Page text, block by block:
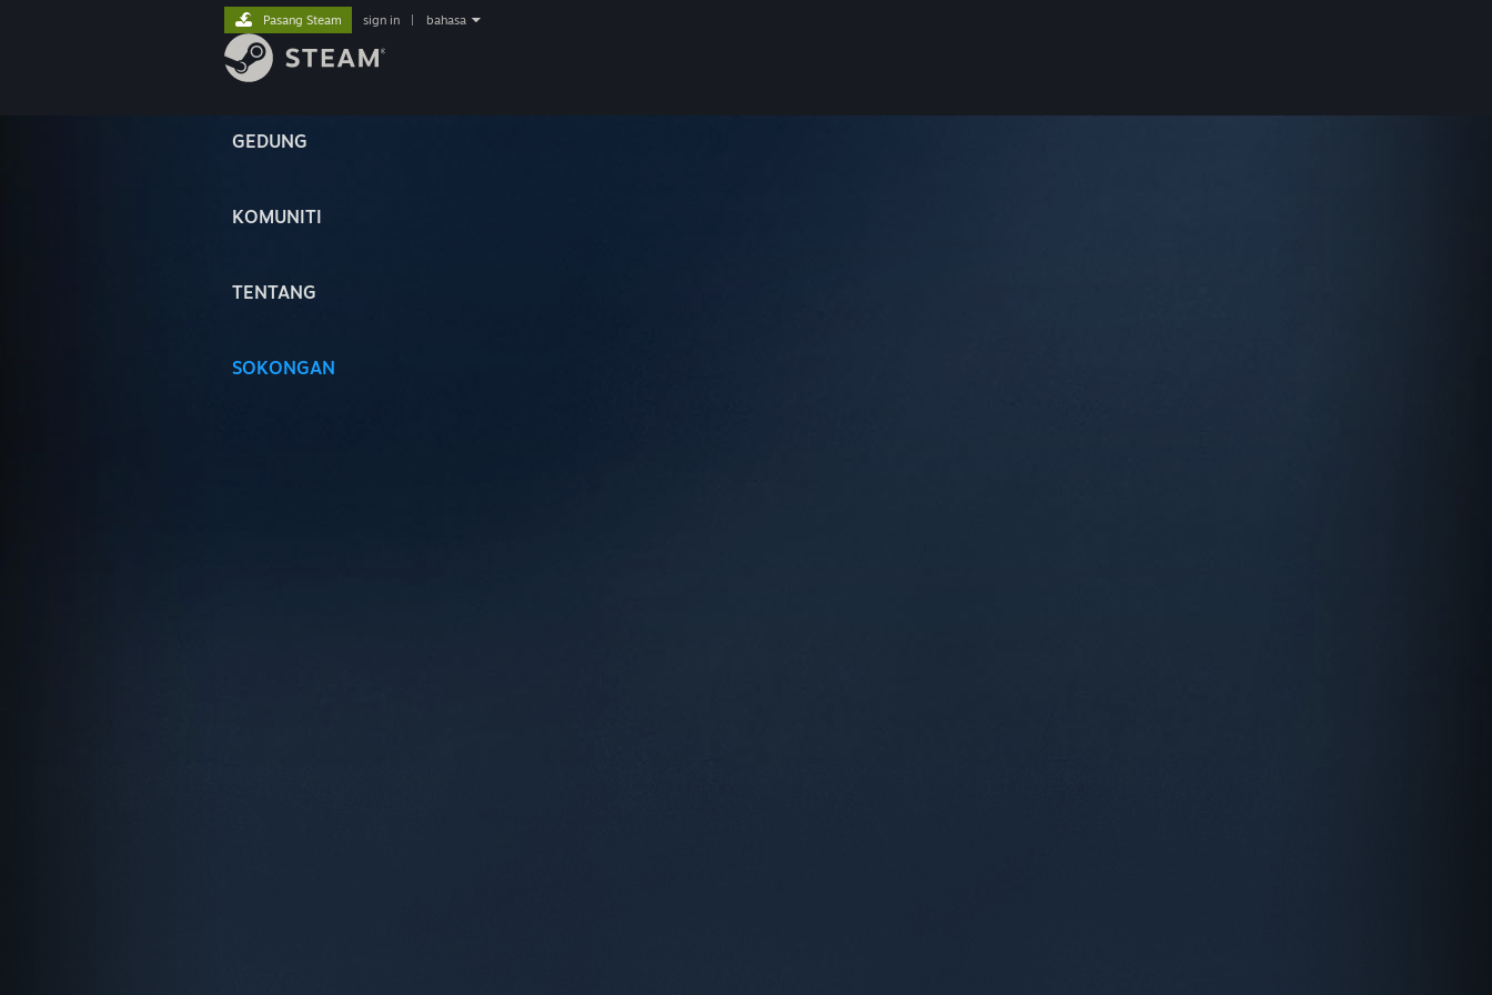
GEDUNG
KOMUNITI
TENTANG
SOKONGAN
Pasang Steam sign in bahasa